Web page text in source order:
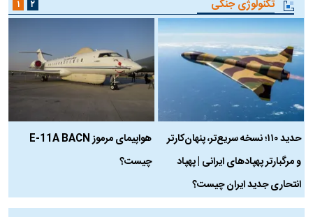
تکنولوژی جنگی
حدید ۱۱۰؛ نسخه سریع‌تر، پنهان‌کارتر
و مرگبارتر پهپادهای ایرانی | پهپاد
انتحاری جدید ایران چیست؟
هواپیمای مرموز E-11A BACN
چیست؟
۱ ۲